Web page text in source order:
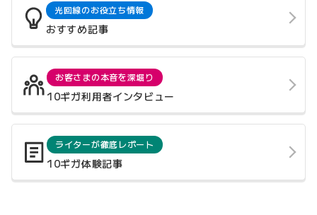
光回線のお役立ち情報
おすすめ記事
お客さまの本音を深堀り
10ギガ利用者インタビュー
ライターが徹底レポート
10ギガ体験記事